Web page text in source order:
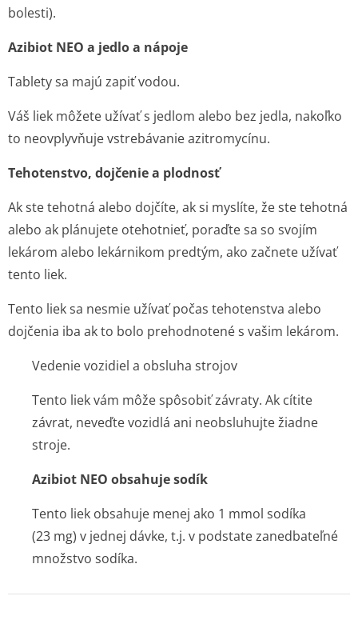
bolesti).
Azibiot NEO a jedlo a nápoje
Tablety sa majú zapiť vodou.
Váš liek môžete užívať s jedlom alebo bez jedla, nakoľko
to neovplyvňuje vstrebávanie azitromycínu.
Tehotenstvo, dojčenie a plodnosť
Ak ste tehotná alebo dojčíte, ak si myslíte, že ste tehotná
alebo ak plánujete otehotnieť, poraďte sa so svojím
lekárom alebo lekárnikom predtým, ako začnete užívať
tento liek.
Tento liek sa nesmie užívať počas tehotenstva alebo
dojčenia iba ak to bolo prehodnotené s vašim lekárom.
Vedenie vozidiel a obsluha strojov
Tento liek vám môže spôsobiť závraty. Ak cítite
závrat, neveďte vozidlá ani neobsluhujte žiadne
stroje.
Azibiot NEO obsahuje sodík
Tento liek obsahuje menej ako 1 mmol sodíka
(23 mg) v jednej dávke, t.j. v podstate zanedbateľné
množstvo sodíka.